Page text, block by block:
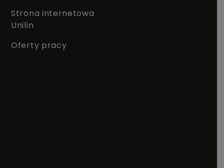
Strona internetowa
Unilin
Oferty pracy